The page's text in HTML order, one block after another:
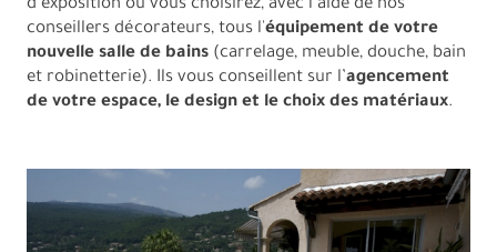
d’exposition où vous choisirez, avec l’aide de nos
conseillers décorateurs, tous l'équipement de votre
nouvelle salle de bains (carrelage, meuble, douche, bain
et robinetterie). Ils vous conseillent sur l’agencement
de votre espace, le design et le choix des matériaux.